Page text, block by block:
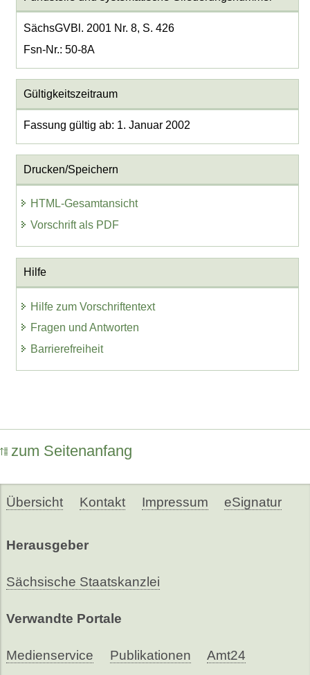
SächsGVBl. 2001 Nr. 8, S. 426
Fsn-Nr.: 50-8A
Gültigkeitszeitraum
Fassung gültig ab: 1. Januar 2002
Drucken/Speichern
HTML-Gesamtansicht
Vorschrift als PDF
Hilfe
Hilfe zum Vorschriftentext
Fragen und Antworten
Barrierefreiheit
zum Seitenanfang
Übersicht Kontakt Impressum eSignatur
Herausgeber
Sächsische Staatskanzlei
Verwandte Portale
Medienservice Publikationen Amt24